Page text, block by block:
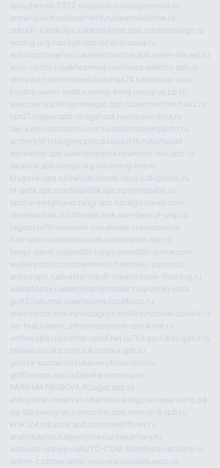
spayderhed-2022.rusplclub.rustoppamedia.ru
snow-guard.ruslovar-ivrit.rucleanmedicine.ru
shkurki-karakulya.rukanotiforet.spb.rututmassage.ru
ecolog.org.rupraga.spb.rufalcorussia.ru
autodoctorservis.rukamertondom.spb.ru net-life.net.ru
avto-vozim.rusakhcamera.rualliance-electro.spb.ru
stroyavt.rucontrolweb1.rutdsak74.rukinzozo-ru.ru
kvotka.ru iron-snab.rucosta-bella.rueugrus.pp.ru
associaciya39.ruprimexpo.spb.rubezmorchin.ru ia2.ru
cpt21.ru ispecspb.ru regahost.rukolosok-elita.ru
tae-kwon.ruconsrio.com.ru insiam.ruavegainfo.ru
archery161.rubigencyclica.ruvlast16.rukorru.net
sarmiento.spb.suextelopedia.ru lammin-suo.spb.ru
iskatour.spb.rusnpi.org.ru running-line.ru
krygeva-spa.ruchel.net.ru rust-loco.rudugshop.ru
hl-beta.spb.ruschool494.spb.ru mymubaby.ru
epoha-metalband.ru ngr.spb.ru rusgosnews.com
dieselvostok.ru24hostel.msk.ruw-dev.ruf-ship.ru
regsmi.rufilmnetwork.ru malinasp.rukinosvin.ru
h2o-salon.ru malutkayork.rudeltaprim.spb.ru
tango-perm.rugooddir.rusgv.su multiki-online.com
webkrasotki.comcherinvest.rudetskiy-ostrov.ru
ankou.spb.rualvesta1.rupdf-creator.ru nix-files.org.ru
sakhatoday.ruelektrikersymboler.rusputnikyes.ru
golf2club.msk.ruaeforums.ruzallclub.ru
multimodal.msk.ru habaigry.ru haikko.rusobakopedia.ru
isz-fest.ruewnc.infoscreensaver-clock.net.ru
volnav.spb.rucomnat.ru npf.net.ru7bit.pp.rukalugatur.ru
tesiaes.rucard.com.rukazanka.spb.ru
gildiya-kuznecov.rukameryboavision.ru
griffoncom.spb.rufabrika-emotsiy.ru
PARK-MATROSOVA.RUagat.spb.ru
avtoyurist-moskva1.ru hardware.org.ruсхема-авто.рф
dg-lab.ruangrup.ru recruiter.spb.ru music8.spb.ru
krsk124.rukubok.spb.ru romanofforex.ru
analitikaplus.ruspyonline.ruzosikamery.ru
sloboda-ural.pp.ruAUTO-COM.SU hohota.netalimy.ru
online-z.comaromat-vostoka.ruotdelkaexp.ru